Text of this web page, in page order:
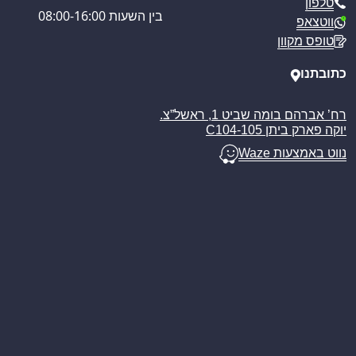
מדיניות הפרטיות
מדיניות משלוחים
ביטול עסקה
מאמרים
ווטצאפ
טופס מקוון
בין השעות 08:00-16:00
כתובתנו
רח’ אברהם בומה שביט 1, ראשל”צ.
יוקה פארק ביתן C104-105
נווט באמצעות Waze